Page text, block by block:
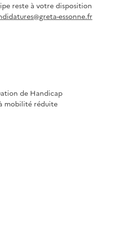
reste à votre disposition
essonne.fr
de Handicap
mobilité réduite